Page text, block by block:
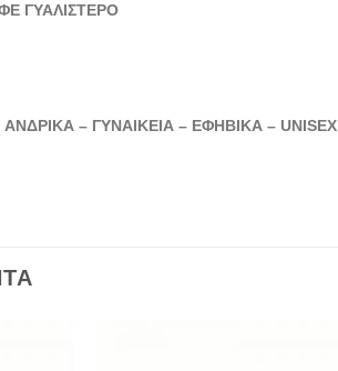
ΓΥΑΛΙΣΤΕΡΟ
– ΓΥΝΑΙΚΕΙΑ – ΕΦΗΒΙΚΑ – UNISEX